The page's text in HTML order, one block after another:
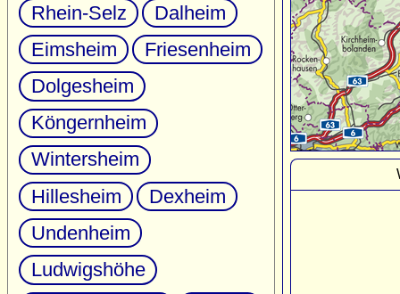
Rhein-Selz
Dalheim
Eimsheim
Friesenheim
Dolgesheim
Köngernheim
Wintersheim
Hillesheim
Dexheim
Undenheim
Ludwigshöhe